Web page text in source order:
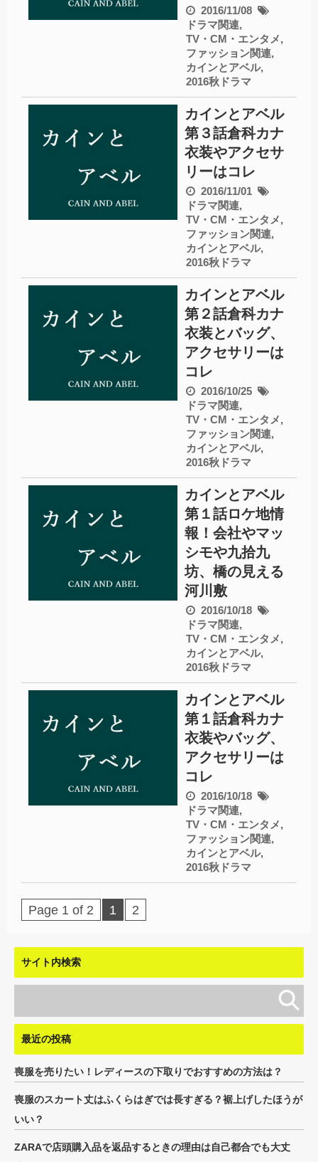
2016/11/08
ドラマ関連,
TV・CM・エンタメ,
ファッション関連,
カインとアベル,
2016秋ドラマ
カインとアベル
第３話倉科カナ
衣装やアクセサ
リーはコレ
2016/11/01
ドラマ関連,
TV・CM・エンタメ,
ファッション関連,
カインとアベル,
2016秋ドラマ
カインとアベル
第２話倉科カナ
衣装とバッグ、
アクセサリーは
コレ
2016/10/25
ドラマ関連,
TV・CM・エンタメ,
ファッション関連,
カインとアベル,
2016秋ドラマ
カインとアベル
第１話ロケ地情
報！会社やマッ
シモや九拾九
坊、橋の見える
河川敷
2016/10/18
ドラマ関連,
TV・CM・エンタメ,
カインとアベル,
2016秋ドラマ
カインとアベル
第１話倉科カナ
衣装やバッグ、
アクセサリーは
コレ
2016/10/18
ドラマ関連,
TV・CM・エンタメ,
ファッション関連,
カインとアベル,
2016秋ドラマ
Page 1 of 2 1 2
サイト内検索
最近の投稿
喪服を売りたい！レディースの下取りでおすすめの方法は？
喪服のスカート丈はふくらはぎでは長すぎる？裾上げしたほうが
いい？
ZARAで店頭購入品を返品するときの理由は自己都合でも大丈